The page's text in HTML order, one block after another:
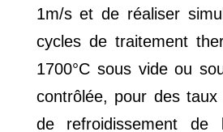
1m/s et de réaliser
cycles de traitement
1700°C sous vide ou
contrôlée, pour des
de refroidissement de